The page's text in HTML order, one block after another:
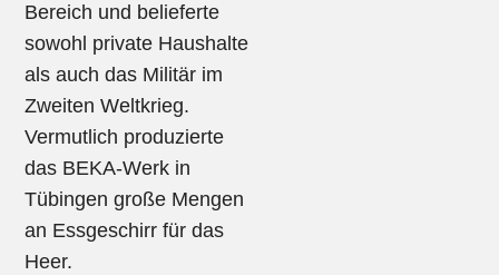
Bereich und belieferte
sowohl private Haushalte
als auch das Militär im
Zweiten Weltkrieg.
Vermutlich produzierte
das BEKA-Werk in
Tübingen große Mengen
an Essgeschirr für das
Heer.